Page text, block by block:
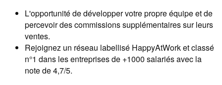
L'opportunité de développer votre propre équipe et de
percevoir des commissions supplémentaires sur leurs
ventes.
Rejoignez un réseau labellisé HappyAtWork et classé
n°1 dans les entreprises de +1000 salariés avec la
note de 4,7/5.